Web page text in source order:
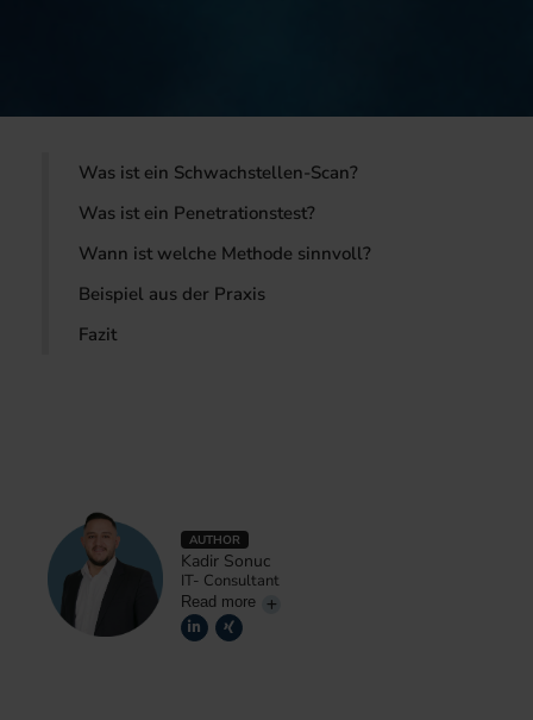
Was ist ein Schwachstellen-Scan?
Was ist ein Penetrationstest?
Wann ist welche Methode sinnvoll?
Beispiel aus der Praxis
Fazit
AUTHOR
Kadir Sonuc
IT- Consultant
Read more